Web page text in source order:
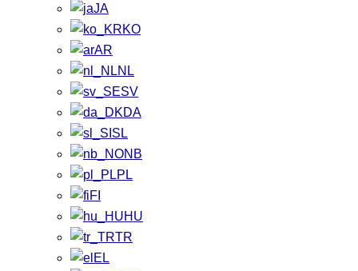
JA
KO
AR
NL
SV
DA
SL
NB
PL
FI
HU
TR
EL